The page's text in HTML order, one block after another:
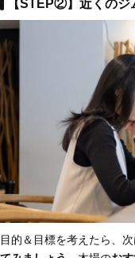
【STEP②】近くのジ
目的＆目標を考えたら、次